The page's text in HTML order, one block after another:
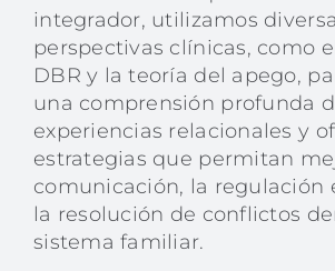
integrador, utilizamos
perspectivas clínicas, como
DBR y la teoría del apego,
una comprensión profunda
experiencias relacionales y
estrategias que permitan
comunicación, la regulación
la resolución de conflictos
sistema familiar.